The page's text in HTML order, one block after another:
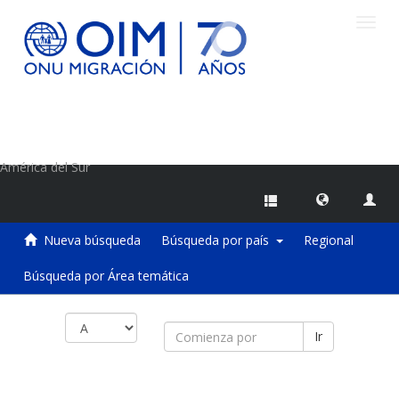
América del Sur
Nueva búsqueda Búsqueda por país Regional
Búsqueda por Área temática
Ir